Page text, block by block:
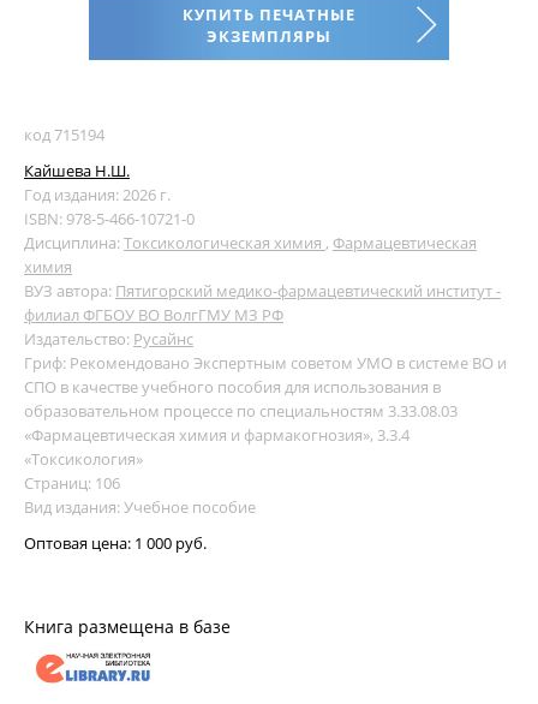
КУПИТЬ ПЕЧАТНЫЕ
ЭКЗЕМПЛЯРЫ
код 715194
Кайшева Н.Ш.
Год издания: 2026 г.
ISBN: 978-5-466-10721-0
Дисциплина:Токсикологическая химия , Фармацевтическая
химия
ВУЗ автора: Пятигорский медико-фармацевтический институт -
филиал ФГБОУ ВО ВолгГМУ МЗ РФ
Издательство: Русайнс
Гриф: Рекомендовано Экспертным советом УМО в системе ВО и
СПО в качестве учебного пособия для использования в
образовательном процессе по специальностям 3.33.08.03
«Фармацевтическая химия и фармакогнозия», 3.3.4
«Токсикология»
Страниц: 106
Вид издания: Учебное пособие
Оптовая цена: 1 000 руб.
Книга размещена в базе